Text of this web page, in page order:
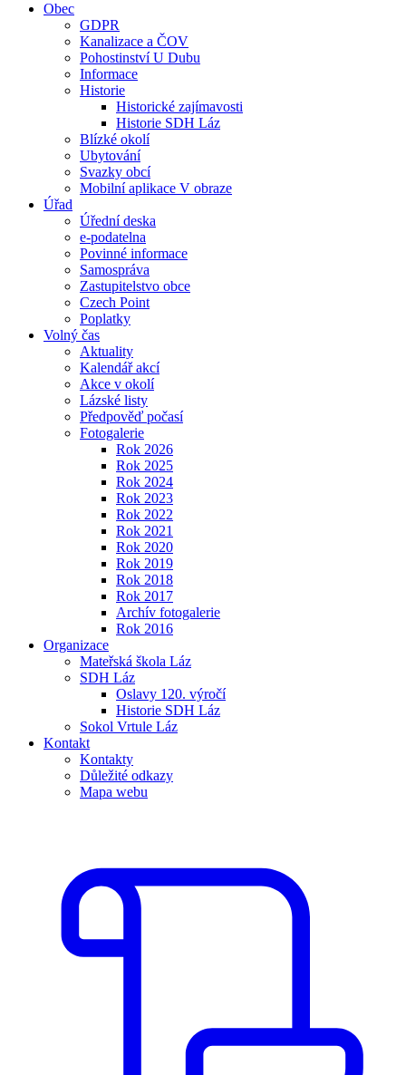
Obec
GDPR
Kanalizace a ČOV
Pohostinství U Dubu
Informace
Historie
Historické zajímavosti
Historie SDH Láz
Blízké okolí
Ubytování
Svazky obcí
Mobilní aplikace V obraze
Úřad
Úřední deska
e-podatelna
Povinné informace
Samospráva
Zastupitelstvo obce
Czech Point
Poplatky
Volný čas
Aktuality
Kalendář akcí
Akce v okolí
Lázské listy
Předpověď počasí
Fotogalerie
Rok 2026
Rok 2025
Rok 2024
Rok 2023
Rok 2022
Rok 2021
Rok 2020
Rok 2019
Rok 2018
Rok 2017
Archív fotogalerie
Rok 2016
Organizace
Mateřská škola Láz
SDH Láz
Oslavy 120. výročí
Historie SDH Láz
Sokol Vrtule Láz
Kontakt
Kontakty
Důležité odkazy
Mapa webu